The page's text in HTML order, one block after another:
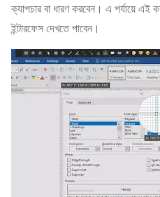
ক্যাপচার বা ধারণ করবেন। এ পর্যায়ে এই
ইন্টারফেস দেখতে পাবেন।